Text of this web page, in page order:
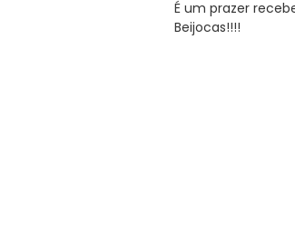
É um prazer
Beijocas!!!!